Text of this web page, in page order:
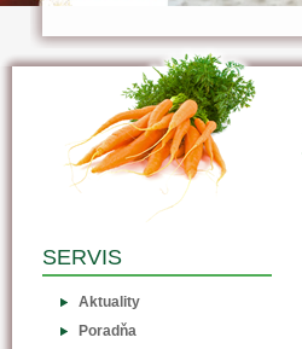
SERVIS
Aktuality
Poradňa